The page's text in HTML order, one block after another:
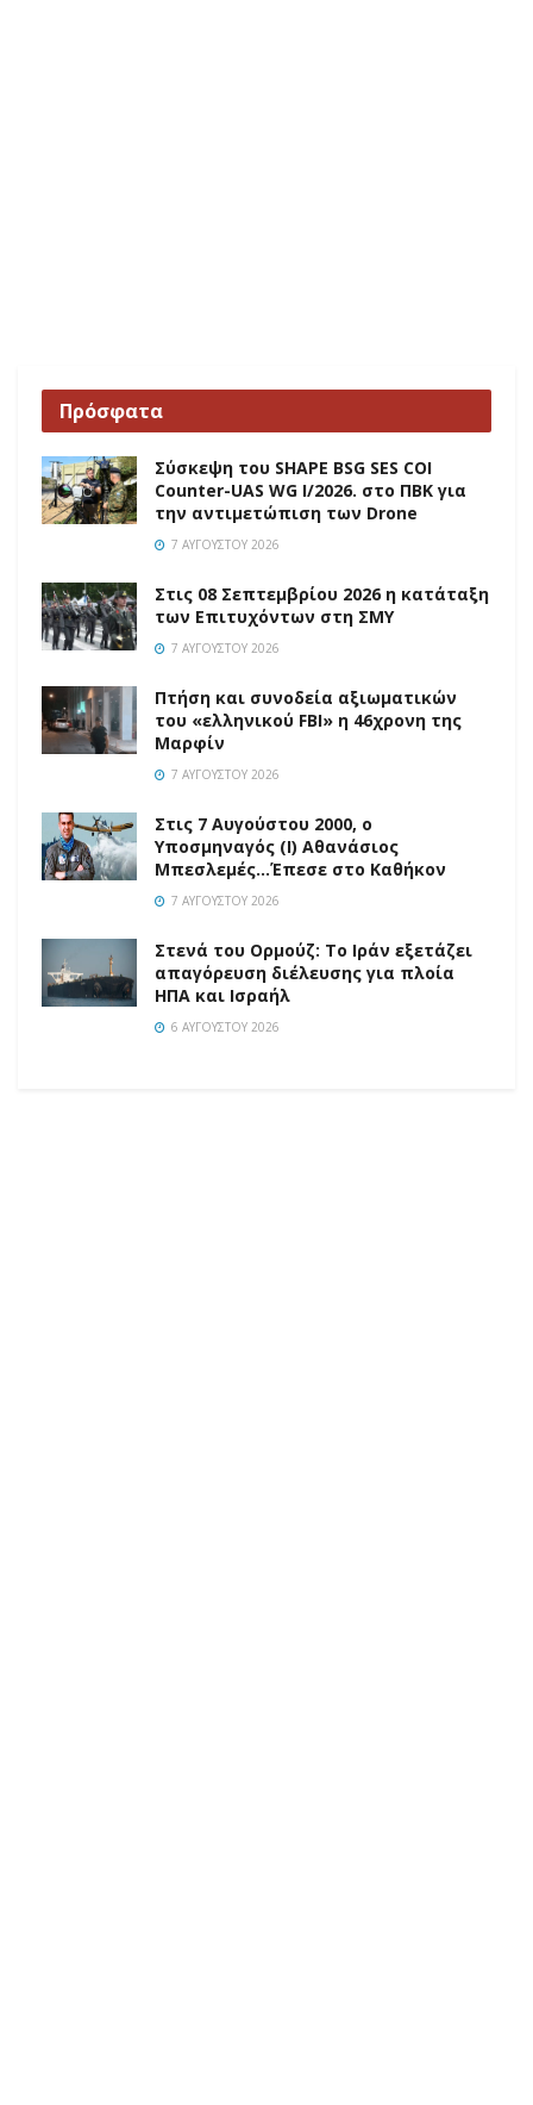
Πρόσφατα
Σύσκεψη του SHAPE BSG SES COI
Counter-UAS WG I/2026. στο ΠΒΚ για
την αντιμετώπιση των Drone
7 ΑΥΓΟΎΣΤΟΥ 2026
Στις 08 Σεπτεμβρίου 2026 η κατάταξη
των Επιτυχόντων στη ΣΜΥ
7 ΑΥΓΟΎΣΤΟΥ 2026
Πτήση και συνοδεία αξιωματικών
του «ελληνικού FBI» η 46χρονη της
Μαρφίν
7 ΑΥΓΟΎΣΤΟΥ 2026
Στις 7 Αυγούστου 2000, ο
Υποσμηναγός (Ι) Αθανάσιος
Μπεσλεμές…Έπεσε στο Καθήκον
7 ΑΥΓΟΎΣΤΟΥ 2026
Στενά του Ορμούζ: Το Ιράν εξετάζει
απαγόρευση διέλευσης για πλοία
ΗΠΑ και Ισραήλ
6 ΑΥΓΟΎΣΤΟΥ 2026